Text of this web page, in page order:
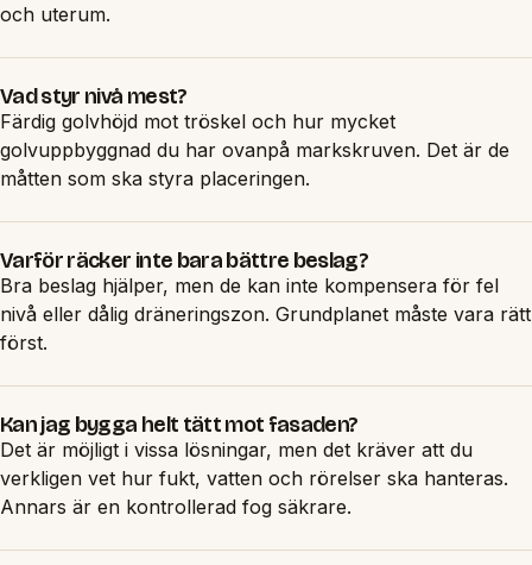
och uterum.
Vad styr nivå mest?
Färdig golvhöjd mot tröskel och hur mycket
golvuppbyggnad du har ovanpå markskruven. Det är de
måtten som ska styra placeringen.
Varför räcker inte bara bättre beslag?
Bra beslag hjälper, men de kan inte kompensera för fel
nivå eller dålig dräneringszon. Grundplanet måste vara rätt
först.
Kan jag bygga helt tätt mot fasaden?
Det är möjligt i vissa lösningar, men det kräver att du
verkligen vet hur fukt, vatten och rörelser ska hanteras.
Annars är en kontrollerad fog säkrare.